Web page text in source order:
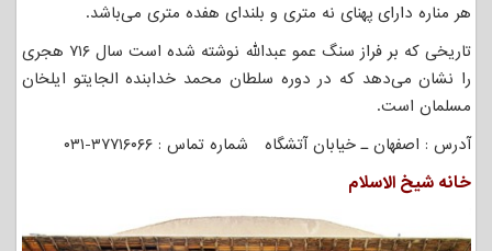
هر مناره دارای پهنای نه متری و بلندای هفده متری می‌باشد.
تاریخی که بر فراز سنگ عمو عبدالله نوشته شده است سال ۷۱۶ هجری
را نشان می‌دهد که در دوره سلطان محمد خدابنده الجایتو ایلخان
مسلمان است.
آدرس : اصفهان ـ خیابان آتشگاه شماره تماس : ۳۷۷۱۶۰۶۶-۰۳۱
خانه شیخ الاسلام